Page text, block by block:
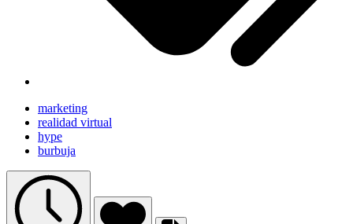
marketing
realidad virtual
hype
burbuja